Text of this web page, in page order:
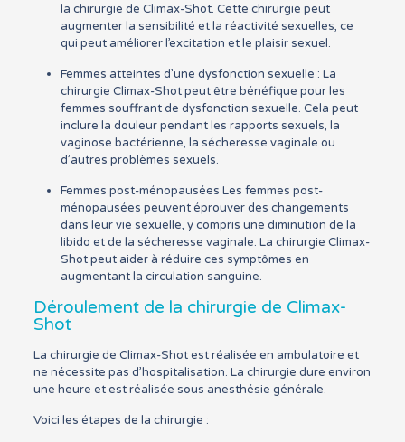
la chirurgie de Climax-Shot. Cette chirurgie peut
augmenter la sensibilité et la réactivité sexuelles, ce
qui peut améliorer l’excitation et le plaisir sexuel.
Femmes atteintes d’une dysfonction sexuelle : La
chirurgie Climax-Shot peut être bénéfique pour les
femmes souffrant de dysfonction sexuelle. Cela peut
inclure la douleur pendant les rapports sexuels, la
vaginose bactérienne, la sécheresse vaginale ou
d’autres problèmes sexuels.
Femmes post-ménopausées Les femmes post-
ménopausées peuvent éprouver des changements
dans leur vie sexuelle, y compris une diminution de la
libido et de la sécheresse vaginale. La chirurgie Climax-
Shot peut aider à réduire ces symptômes en
augmentant la circulation sanguine.
Déroulement de la chirurgie de Climax-
Shot
La chirurgie de Climax-Shot est réalisée en ambulatoire et
ne nécessite pas d’hospitalisation. La chirurgie dure environ
une heure et est réalisée sous anesthésie générale.
Voici les étapes de la chirurgie :